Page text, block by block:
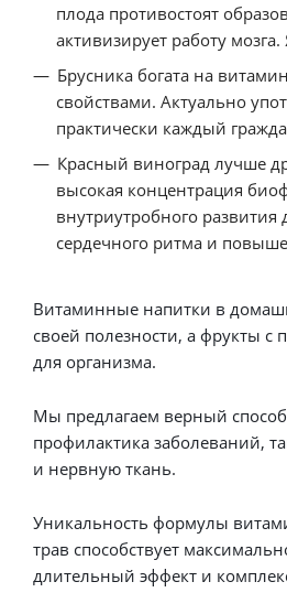
плода противостоят
активизирует работу
Брусника богата на
свойствами. Актуально
практически каждый
Красный виноград лучше
высокая концентрация
внутриутробного
сердечного ритма и
Витаминные напитки в
своей полезности, а фрукты
для организма.
Мы предлагаем верный
профилактика заболеваний,
и нервную ткань.
Уникальность формулы
трав способствует
длительный эффект и